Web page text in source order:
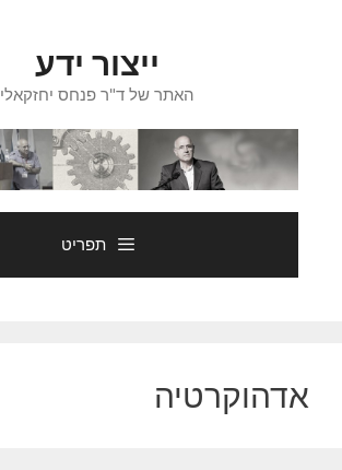
ייצור ידע
האתר של ד"ר פנחס יחזקאלי
תפריט
אדהוקרטיה